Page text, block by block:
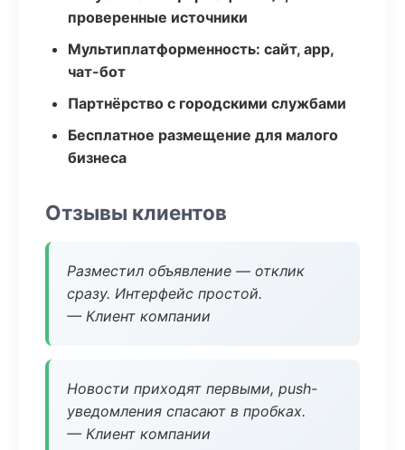
проверенные источники
Мультиплатформенность: сайт, app,
чат-бот
Партнёрство с городскими службами
Бесплатное размещение для малого
бизнеса
Отзывы клиентов
Разместил объявление — отклик
сразу. Интерфейс простой.
— Клиент компании
Новости приходят первыми, push-
уведомления спасают в пробках.
— Клиент компании